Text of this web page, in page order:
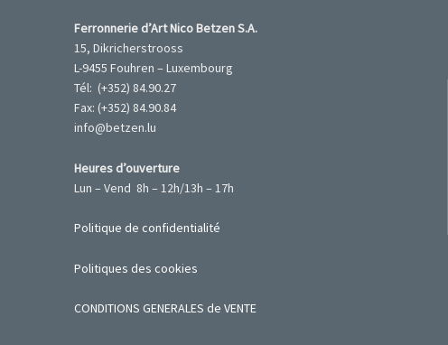
Ferronnerie d’Art Nico Betzen S.A.
15, Dikricherstrooss
L-9455 Fouhren – Luxembourg
Tél: (+352) 84.90.27
Fax: (+352) 84.90.84
info@betzen.lu
Heures d’ouverture
Lun – Vend 8h – 12h/13h – 17h
Politique de confidentialité
Politiques des cookies
CONDITIONS GENERALES de VENTE